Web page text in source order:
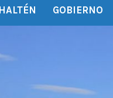
GOBIERNO